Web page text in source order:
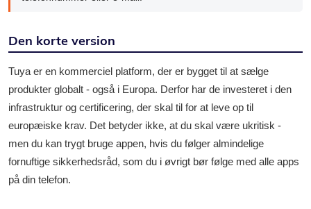
Den korte version
Tuya er en kommerciel platform, der er bygget til at sælge
produkter globalt - også i Europa. Derfor har de investeret i den
infrastruktur og certificering, der skal til for at leve op til
europæiske krav. Det betyder ikke, at du skal være ukritisk -
men du kan trygt bruge appen, hvis du følger almindelige
fornuftige sikkerhedsråd, som du i øvrigt bør følge med alle apps
på din telefon.